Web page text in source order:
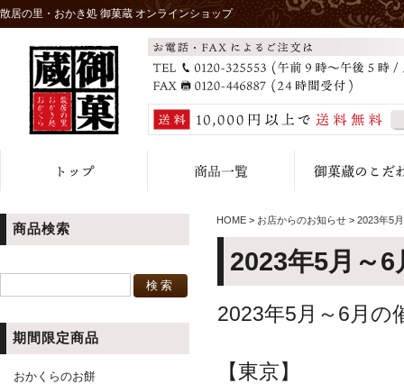
散居の里・おかき処 御菓蔵 オンラインショップ
商品検索
期間限定商品
おかくらのお餅
HOME > お店からのお知らせ > 2023年5
2023年5月～
2023年5月～6月の
【東京】